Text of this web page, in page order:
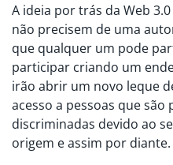
A ideia por trás da Web
não precisem de uma
que qualquer um pode
participar criando um
irão abrir um novo leque
acesso a pessoas que são
discriminadas devido ao
origem e assim por diante.